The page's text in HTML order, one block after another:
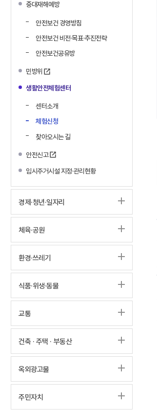
중대재해예방
안전보건 경영방침
안전보건 비전·목표·추진전략
안전보건공유방
민방위
생활안전체험센터
센터소개
체험신청
찾아오시는 길
안전신고
임시주거시설 지정·관리현황
경제·청년·일자리
체육·공원
환경·쓰레기
식품·위생·동물
교통
건축 · 주택 · 부동산
옥외광고물
주민자치